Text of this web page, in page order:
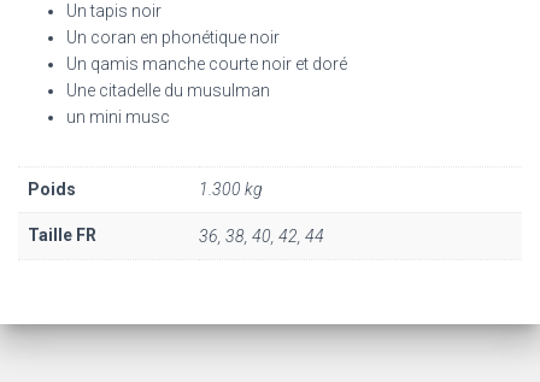
Un tapis noir
Un coran en phonétique noir
Un qamis manche courte noir et doré
Une citadelle du musulman
un mini musc
Poids 1.300 kg
Taille FR 36, 38, 40, 42, 44